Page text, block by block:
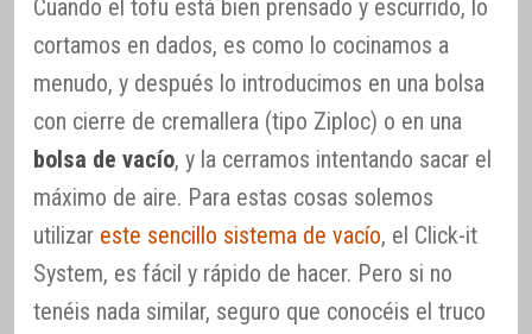
Cuando el tofu está bien prensado y escurrido, lo
cortamos en dados, es como lo cocinamos a
menudo, y después lo introducimos en una bolsa
con cierre de cremallera (tipo Ziploc) o en una
bolsa de vacío, y la cerramos intentando sacar el
máximo de aire. Para estas cosas solemos
utilizar este sencillo sistema de vacío, el Click-it
System, es fácil y rápido de hacer. Pero si no
tenéis nada similar, seguro que conocéis el truco